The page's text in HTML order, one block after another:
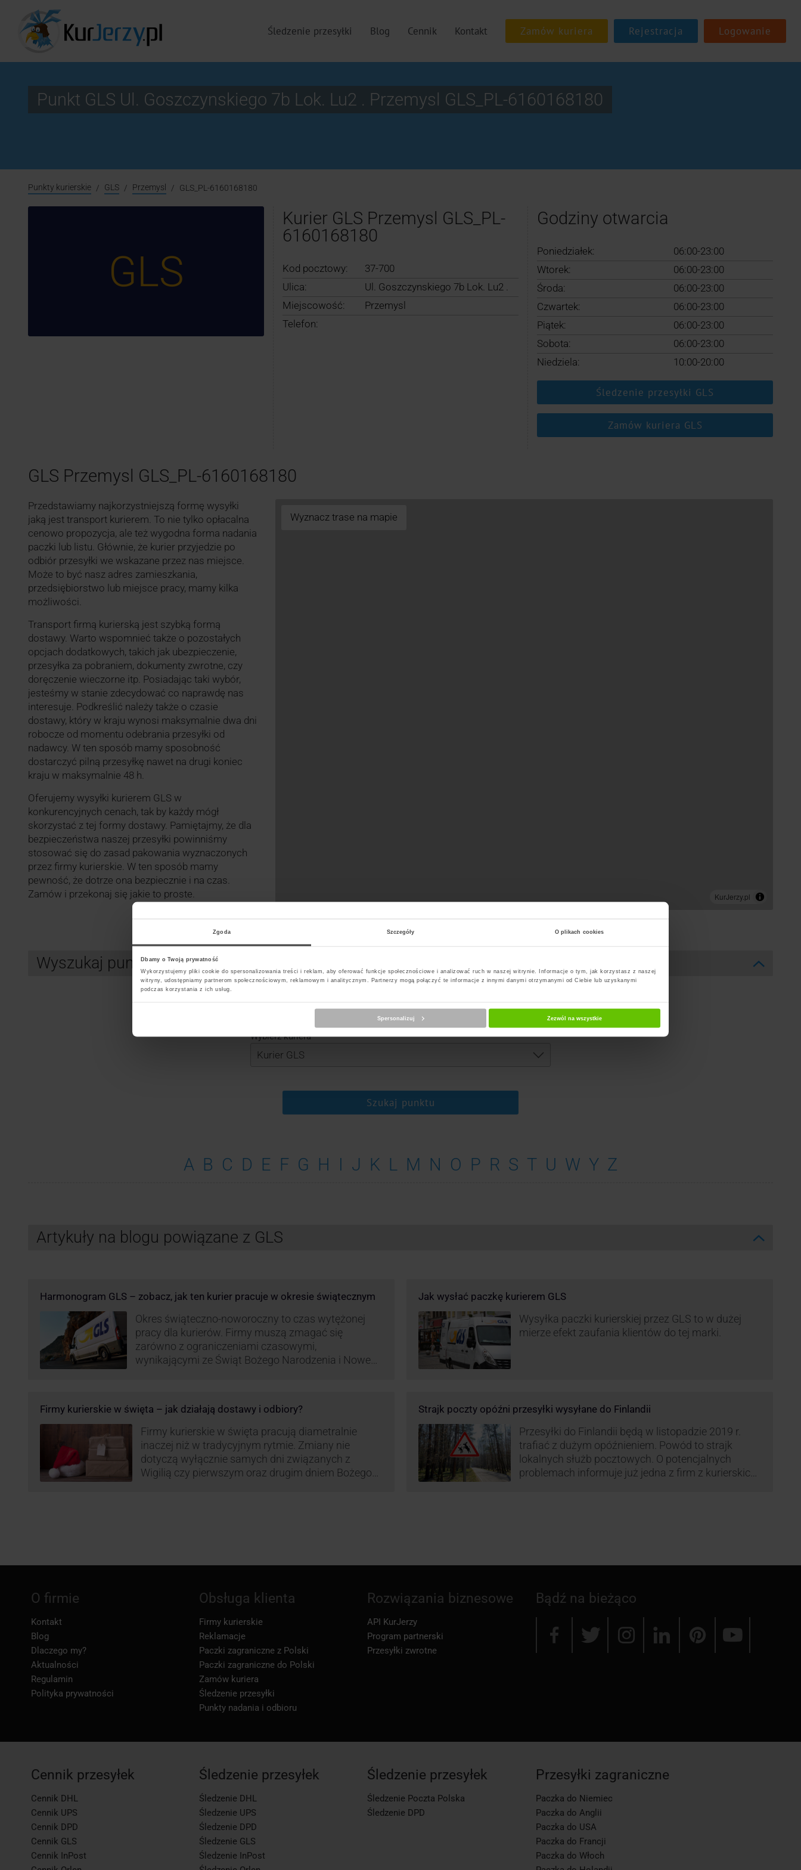
Zgoda Szczegóły O plikach cookies
Dbamy o Twoją prywatność
Wykorzystujemy pliki cookie do spersonalizowania treści i reklam, aby oferować funkcje społecznościowe i analizować ruch w naszej witrynie. Informacje o tym, jak korzystasz z naszej
witryny, udostępniamy partnerom społecznościowym, reklamowym i analitycznym. Partnerzy mogą połączyć te informacje z innymi danymi otrzymanymi od Ciebie lub uzyskanymi
podczas korzystania z ich usług.
Spersonalizuj Zezwól na wszystkie
Śledzenie przesyłki Blog Cennik Kontakt Rejestracja Logowanie
Punkt GLS Ul. Goszczynskiego 7b Lok. Lu2 . Przemysl GLS_PL-6160168180
Punkty kurierskie GLS Przemysl GLS_PL-6160168180
GLS
Kurier GLS Przemysl GLS_PL-
6160168180
Kod pocztowy:
37-700
Ulica:
Ul. Goszczynskiego 7b Lok. Lu2 .
Miejscowość:
Przemysl
Telefon:
Godziny otwarcia
Poniedziałek:
06:00-23:00
Wtorek:
06:00-23:00
Środa:
06:00-23:00
Czwartek:
06:00-23:00
Piątek:
06:00-23:00
Sobota:
06:00-23:00
Niedziela:
10:00-20:00
Śledzenie przesyłki GLS
Zamów kuriera GLS
GLS Przemysl GLS_PL-6160168180
Przedstawiamy najkorzystniejszą formę wysyłki
jaką jest transport kurierem. To nie tylko opłacalna
cenowo propozycja, ale też wygodna forma nadania
paczki lub listu. Głównie, że kurier przyjedzie po
odbiór przesyłki we wskazane przez nas miejsce.
Może to być nasz adres zamieszkania,
przedsiębiorstwo lub miejsce pracy, mamy kilka
możliwości.
Transport firmą kurierską jest szybką formą
dostawy. Warto wspomnieć także o pozostałych
opcjach dodatkowych, takich jak ubezpieczenie,
przesyłka za pobraniem, dokumenty zwrotne, czy
doręczenie wieczorne itp. Posiadając taki wybór,
jesteśmy w stanie zdecydować co naprawdę nas
interesuje. Podkreślić należy także o czasie
dostawy, który w kraju wynosi maksymalnie dwa dni
robocze od momentu odebrania przesyłki od
nadawcy. W ten sposób mamy sposobność
dostarczyć pilną przesyłkę nawet na drugi koniec
kraju w maksymalnie 48 h.
Oferujemy wysyłki kurierem GLS w
konkurencyjnych cenach, tak by każdy mógł
skorzystać z tej formy dostawy. Pamiętajmy, że dla
bezpieczeństwa naszej przesyłki powinniśmy
stosować się do zasad pakowania wyznaczonych
przez firmy kurierskie. W ten sposób mamy
pewność, że dotrze ona bezpiecznie i na czas.
Zamów i przekonaj się jakie to proste.
Wyznacz trase na mapie
Wyszukaj punkt kurierski GLS
Wybierz kuriera
Szukaj punktu
A B C D E F G H I J K L M N O P R S T U W Y Z
Artykuły na blogu powiązane z GLS
Harmonogram GLS – zobacz, jak ten kurier pracuje w okresie świątecznym
Okres świąteczno-noworoczny to czas wytężonej
pracy dla kurierów. Firmy muszą zmagać się
zarówno z ograniczeniami czasowymi,
wynikającymi ze Świąt Bożego Narodzenia i Nowego
GLS na czas świąteczny!
Jak wysłać paczkę kurierem GLS
Wysyłka paczki kurierskiej przez GLS to w dużej
mierze efekt zaufania klientów do tej marki.
Firmy kurierskie w święta – jak działają dostawy i odbiory?
Firmy kurierskie w święta pracują diametralnie
inaczej niż w tradycyjnym rytmie. Zmiany nie
dotyczą wyłącznie samych dni związanych z
Wigilią czy pierwszym oraz drugim dniem Bożego
Strajk poczty opóźni przesyłki wysyłane do Finlandii
Przesyłki do Finlandii będą w listopadzie 2019 r.
trafiać z dużym opóźnieniem. Powód to strajk
lokalnych służb pocztowych. O potencjalnych
problemach informuje już jedna z firm z kurierskich
Bądź na bieżąco
O firmie
Kontakt
Blog
Dlaczego my?
Aktualności
Regulamin
Polityka prywatności
Obsługa klienta
Firmy kurierskie
Reklamacje
Paczki zagraniczne z Polski
Paczki zagraniczne do Polski
Zamów kuriera
Śledzenie przesyłki
Punkty nadania i odbioru
Rozwiązania biznesowe
API KurJerzy
Program partnerski
Przesyłki zwrotne
Cennik przesyłek
Cennik DHL
Cennik UPS
Cennik DPD
Cennik GLS
Cennik InPost
Śledzenie przesyłek
Śledzenie DHL
Śledzenie UPS
Śledzenie DPD
Śledzenie GLS
Śledzenie InPost
Śledzenie przesyłek
Śledzenie Poczta Polska
Śledzenie DPD
Przesyłki zagraniczne
Paczka do Niemiec
Paczka do Anglii
Paczka do USA
Paczka do Francji
Paczka do Włoch